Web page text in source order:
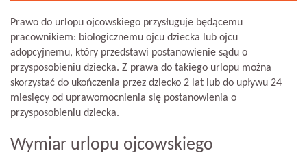
Prawo do urlopu ojcowskiego przysługuje będącemu
pracownikiem: biologicznemu ojcu dziecka lub ojcu
adopcyjnemu, który przedstawi postanowienie sądu o
przysposobieniu dziecka. Z prawa do takiego urlopu można
skorzystać do ukończenia przez dziecko 2 lat lub do upływu 24
miesięcy od uprawomocnienia się postanowienia o
przysposobieniu dziecka.
Wymiar urlopu ojcowskiego